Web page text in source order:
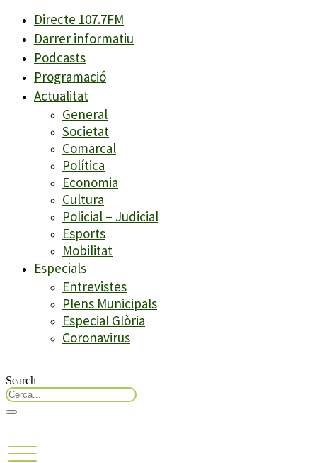
Directe 107.7FM
Darrer informatiu
Podcasts
Programació
Actualitat
General
Societat
Comarcal
Política
Economia
Cultura
Policial – Judicial
Esports
Mobilitat
Especials
Entrevistes
Plens Municipals
Especial Glòria
Coronavirus
Search